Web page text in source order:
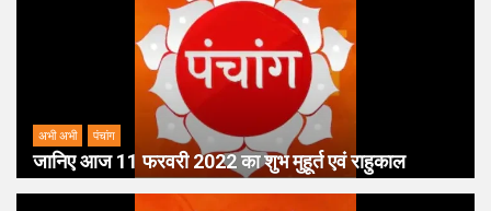
अभी अभी पंचांग
जानिए आज 11 फरवरी 2022 का शुभ मुहूर्त एवं राहुकाल